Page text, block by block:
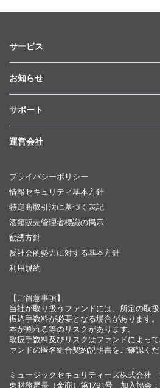
サービス
お知らせ
サポート
運営会社
プライバシーポリシー
情報セキュリティ基本方針
特定商取引法に基づく表記
酒類販売管理者標識の掲示
勧誘方針
反社会的勢力に対する基本方針
利用規約
【ご留意事項】
当社が取り扱うファンドには、所定の取
振込手数料が必要となる場合があります
本が割れる等のリスクがあります。
取扱手数料及びリスクはファンドによっ
ァンドの匿名組合契約説明書をご確認くだ
ミュージックセキュリティーズ株式会
東財務局長（金商）第1791号 加入協会